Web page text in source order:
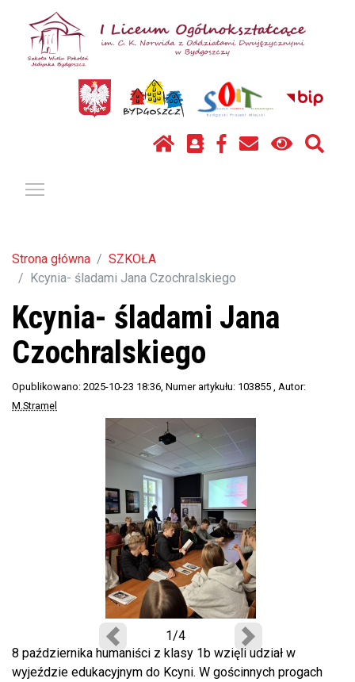
Strona główna
SZKOŁA
Kcynia- śladami Jana Czochralskiego
Kcynia- śladami Jana
Czochralskiego
Opublikowano: 2025-10-23 18:36, Numer artykułu: 103855 , Autor:
M.Stramel
Poprzedni Następny
1/4
8 października humaniści z klasy 1b wzięli udział w
wyjeździe edukacyjnym do Kcyni. W gościnnych progach